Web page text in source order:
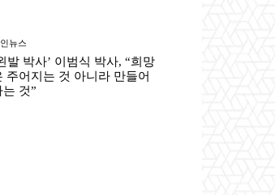
뉴스
발 박사’ 이범식 박사, “희망
주어지는 것 아니라 만들어
는 것”